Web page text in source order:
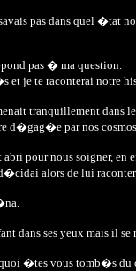
savais pas dans quel
pas � ma question.
et je te raconterai notre
tranquillement
d�gag�e par nos
pour nous soigner,
alors de lui
dans ses yeux mais il se
�tes vous tomb�s du